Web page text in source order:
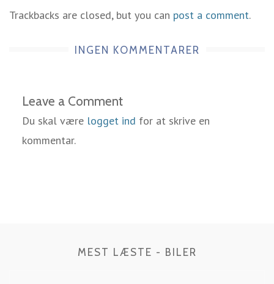
Trackbacks are closed, but you can post a comment.
INGEN KOMMENTARER
Leave a Comment
Du skal være logget ind for at skrive en
kommentar.
MEST LÆSTE - BILER